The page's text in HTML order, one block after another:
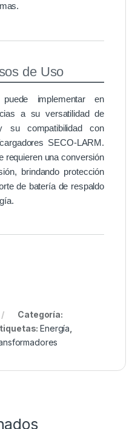
de Uso
implementar en
a su versatilidad de
compatibilidad con
SECO-LARM.
requieren una conversión
brindando protección
de batería de respaldo
Categoría:
Energía